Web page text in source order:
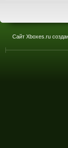
Сайт Xboxes.ru